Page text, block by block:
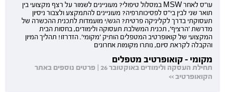
עו"ס לאחר MSW במסלול טיפולי? מעוניינים לשמור על רצף מקצועי בין
תואר שני לבין בי"ס לפסיכותרפיה? מעוניינים להתמקצע ולצבור ניסיון
תעסוקתי בדרך לקליניקה פרטית? הגש/י מועמדות לתכנית ההכשרה של
מדרשת 'הרציף', תכנית המשלבת תעסוקה ולימודים, בחסות הבית
המקצועי של קואופרטיב המטפלים הותיק 'מקומי'. הזדרזו! תהליך המיון
והקבלה לקראת סיום, נותרו מקומות אחרונים
מקומי - קואופרטיב מטפלים
תחילת העסקה ולימודים באוקטובר 26 | פרטים נוספים באתר
הקואופרטיב >>